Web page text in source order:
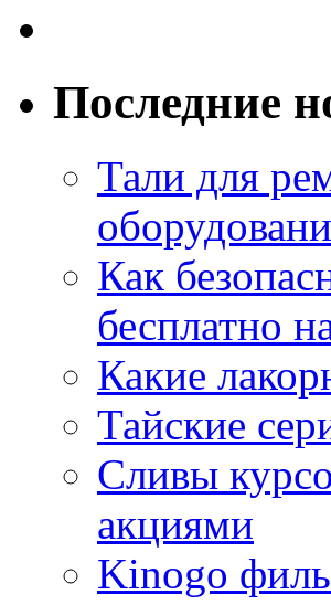
Последние
Тали для
Как
бесплатно
Какие
Тайские
Сливы
акциями
Kinogo